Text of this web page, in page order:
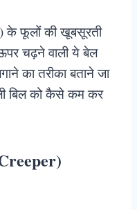
के फूलों की खूबसूरती
चढ़ने वाली ये बेल
का तरीका बताने जा
बिल को कैसे कम कर